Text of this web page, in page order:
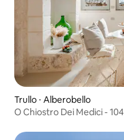
Trullo ⋅ Alberobello
O Chiostro Dei Medici - 104